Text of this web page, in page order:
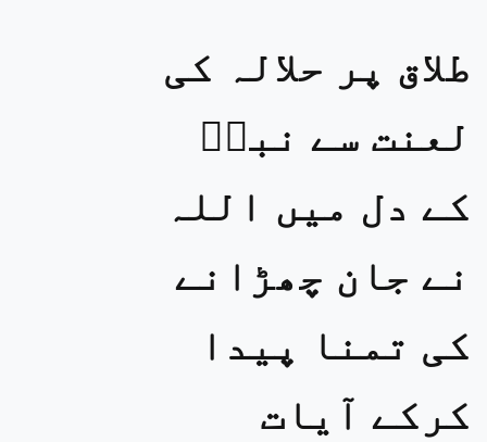
طلاق پر حلالہ کی
لعنت سے نبیؐ
کے دل میں اللہ
نے جان چھڑانے
کی تمنا پیدا
کرکے آیات